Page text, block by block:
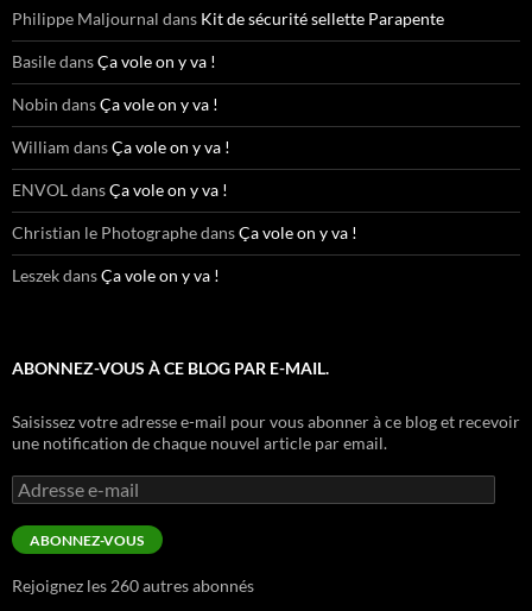
Philippe Maljournal dans Kit de sécurité sellette Parapente
BasiledansÇa vole on y va !
Nobin dansÇa vole on y va !
William dansÇa vole on y va !
ENVOL dansÇa vole on y va !
Christian le PhotographedansÇa vole on y va !
LeszekdansÇa vole on y va !
ABONNEZ-VOUS À CE BLOG PAR E-MAIL.
Saisissez votre adresse e-mail pour vous abonner à ce blog et recevoir
une notification de chaque nouvel article par email.
Adresse
e-
mail
ABONNEZ-VOUS
Rejoignez les 260 autres abonnés